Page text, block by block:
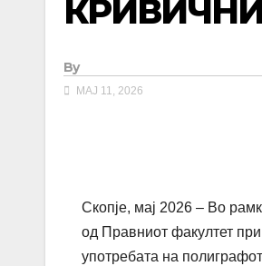
By
МАЈ 11, 2026
Скопје, мај 2026 – Во
од Правниот факултет при
употребата на